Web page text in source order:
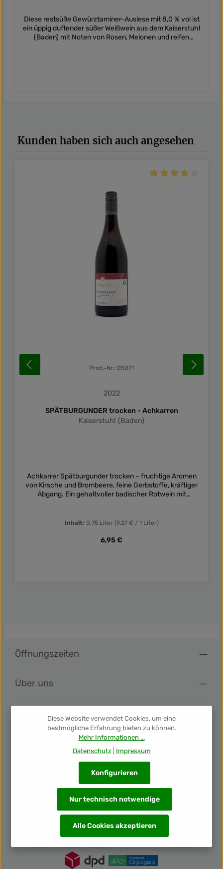
Diese restsüße Gewürztaminer-Auslese mit 8,0 % vol ist
ein üppig duftender süßer Weißwein aus dem Kaiserstuhl
(Baden) mit Noten von Rosen, Melonen und reifen
Produktgalerie überspringen
Kunden haben sich auch angesehen
Prod.-Nr.: 05071
2022
SPÄTBURGUNDER trocken - Achkarren
Kaiserstuhl (Baden)
Achkarrer Spätburgunder trocken – fruchtige Aromen
von Kirsche und Brombeere, feine Gerbstoffe, kräftiger
Abgang. Ein gehaltvoller badischer Rotwein mit
Inhalt: 0.75 Liter (9,27 € / 1 Liter)
Regulärer Preis:
6,95 €
Öffnungszeiten
Über uns
Unsere Auszeichnungen
Diese Website verwendet Cookies, um eine
bestmögliche Erfahrung bieten zu können.
Mehr Informationen ...
Datenschutz
Impressum
Nur technisch notwendige
Konfigurieren
Alle Cookies akzeptieren